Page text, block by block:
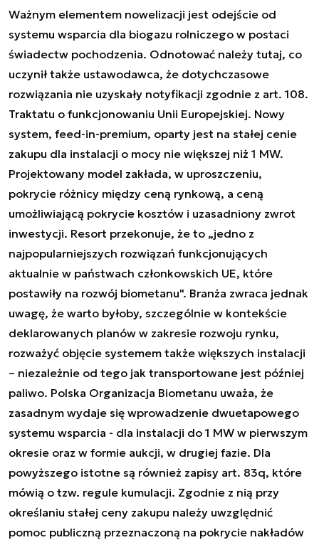
Ważnym elementem nowelizacji jest odejście od
systemu wsparcia dla biogazu rolniczego w postaci
świadectw pochodzenia. Odnotować należy tutaj, co
uczynił także ustawodawca, że dotychczasowe
rozwiązania nie uzyskały notyfikacji zgodnie z art. 108.
Traktatu o funkcjonowaniu Unii Europejskiej. Nowy
system, feed-in-premium, oparty jest na stałej cenie
zakupu dla instalacji o mocy nie większej niż 1 MW.
Projektowany model zakłada, w uproszczeniu,
pokrycie różnicy między ceną rynkową, a ceną
umożliwiającą pokrycie kosztów i uzasadniony zwrot
inwestycji. Resort przekonuje, że to „jedno z
najpopularniejszych rozwiązań funkcjonujących
aktualnie w państwach członkowskich UE, które
postawiły na rozwój biometanu". Branża zwraca jednak
uwagę, że warto byłoby, szczególnie w kontekście
deklarowanych planów w zakresie rozwoju rynku,
rozważyć objęcie systemem także większych instalacji
– niezależnie od tego jak transportowane jest później
paliwo. Polska Organizacja Biometanu uważa, że
zasadnym wydaje się wprowadzenie dwuetapowego
systemu wsparcia - dla instalacji do 1 MW w pierwszym
okresie oraz w formie aukcji, w drugiej fazie. Dla
powyższego istotne są również zapisy art. 83q, które
mówią o tzw. regule kumulacji. Zgodnie z nią przy
określaniu stałej ceny zakupu należy uwzględnić
pomoc publiczną przeznaczoną na pokrycie nakładów